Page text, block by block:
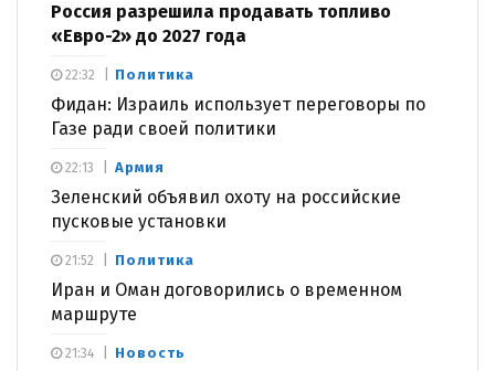
Россия разрешила продавать топливо
«Евро-2» до 2027 года
Политика
Фидан: Израиль использует переговоры по
Газе ради своей политики
22:32
Армия
Зеленский объявил охоту на российские
пусковые установки
22:13
Политика
Иран и Оман договорились о временном
маршруте
21:52
Новость
21:34